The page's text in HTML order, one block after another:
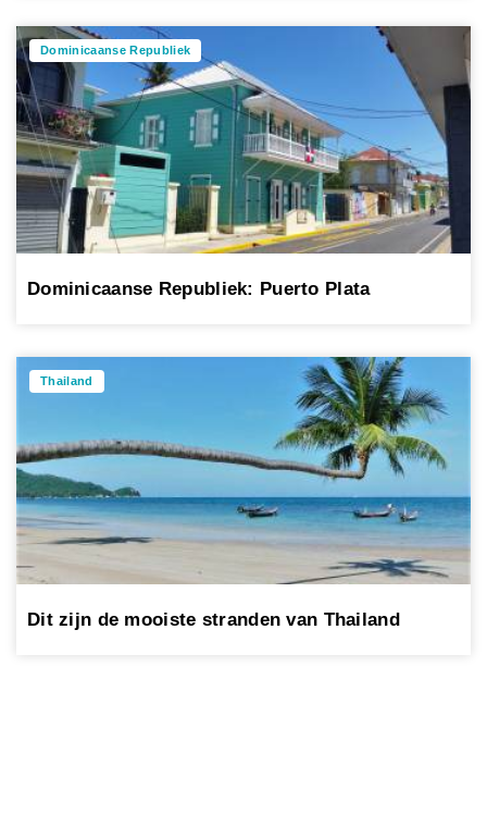
Dominicaanse Republiek
Dominicaanse Republiek: Puerto Plata
Thailand
Dit zijn de mooiste stranden van Thailand